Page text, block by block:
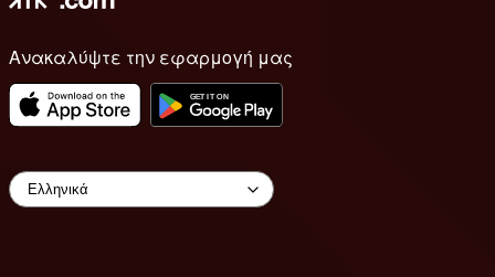
Ανακαλύψτε την εφαρμογή μας